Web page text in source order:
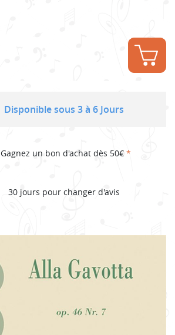
Disponible sous 3 à 6 Jours
Gagnez un bon d'achat dès 50€ *
30 jours pour changer d'avis